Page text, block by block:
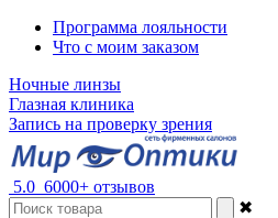
Программа лояльности
Что с моим заказом
Ночные линзы
Глазная клиника
Запись на проверку зрения
5.0 6000+ отзывов
✖